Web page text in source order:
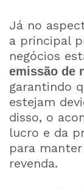
Já no
a principal
negócios
emissão de
garantindo
estejam
disso, o
lucro e da
para
revenda.